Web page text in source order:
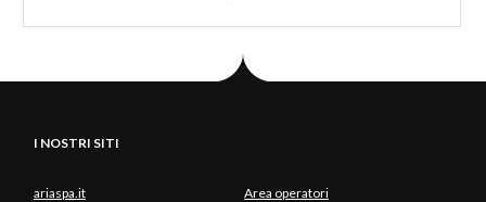
I NOSTRI SITI
ariaspa.it Area operatori